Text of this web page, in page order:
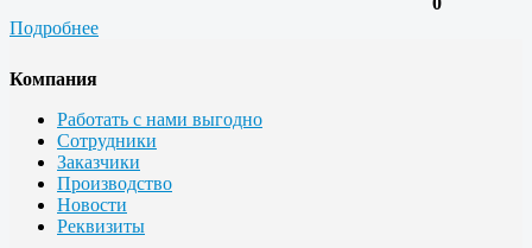
Подробнее
Компания
Работать с нами выгодно
Сотрудники
Заказчики
Производство
Новости
Реквизиты